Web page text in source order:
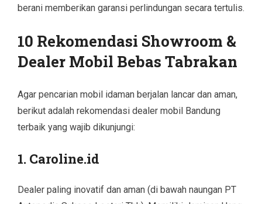
berani memberikan garansi perlindungan secara tertulis.
10 Rekomendasi Showroom &
Dealer Mobil Bebas Tabrakan
Agar pencarian mobil idaman berjalan lancar dan aman,
berikut adalah rekomendasi dealer mobil Bandung
terbaik yang wajib dikunjungi:
1. Caroline.id
Dealer paling inovatif dan aman (di bawah naungan PT